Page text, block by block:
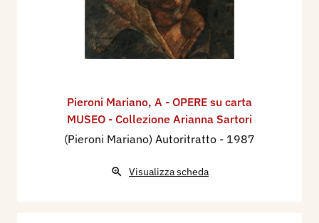
Pieroni Mariano, A - OPERE su carta
MUSEO - Collezione Arianna Sartori
(Pieroni Mariano) Autoritratto - 1987
Visualizza scheda